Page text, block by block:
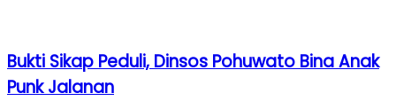
Bukti Sikap Peduli, Dinsos Pohuwato Bina Anak
Punk Jalanan